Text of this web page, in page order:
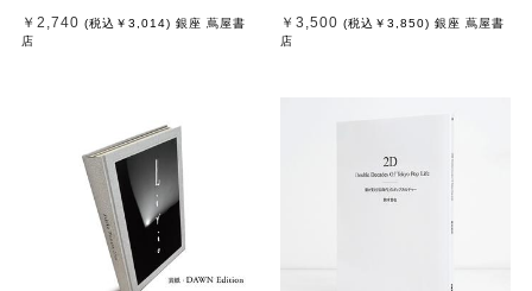
￥2,740 (税込 ￥3,014) 銀座 蔦屋書
店
￥3,500 (税込 ￥3,850) 銀座 蔦屋書
店